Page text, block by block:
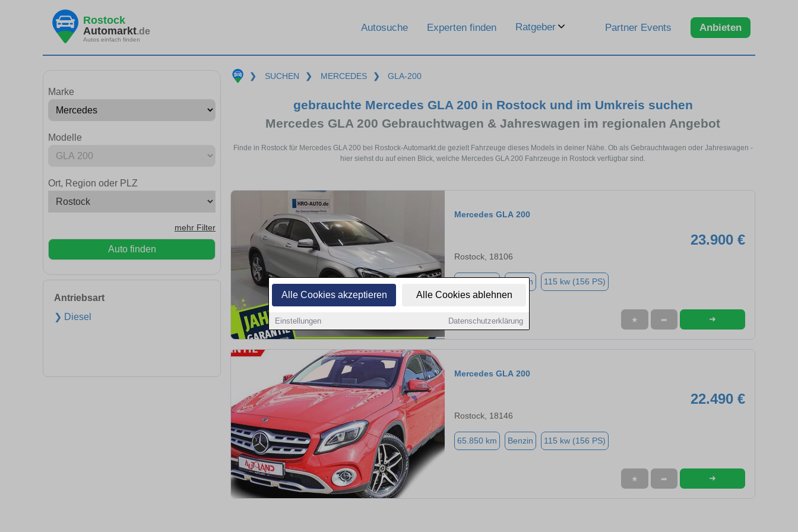
Alle Cookies akzeptieren Alle Cookies ablehnen
Einstellungen Datenschutzerklärung
Rostock
Automarkt.de
Autos einfach finden
Autosuche Experten finden Ratgeber Partner Events Anbieten
Marke
Modelle
Ort, Region oder PLZ
mehr Filter
Auto finden
Antriebsart
❯ Diesel
❯ SUCHEN ❯ MERCEDES ❯ GLA-200
gebrauchte Mercedes GLA 200 in Rostock und im Umkreis suchen
Mercedes GLA 200 Gebrauchtwagen & Jahreswagen im regionalen Angebot
Finde in Rostock für Mercedes GLA 200 bei Rostock-Automarkt.de gezielt Fahrzeuge dieses Models in deiner Nähe. Ob als Gebrauchtwagen oder Jahreswagen -
hier siehst du auf einen Blick, welche Mercedes GLA 200 Fahrzeuge in Rostock verfügbar sind.
Mercedes GLA 200
23.900 €
Rostock, 18106
Benzin 115 kw (156 PS)
★ ➦ ➜
Mercedes GLA 200
22.490 €
Rostock, 18146
65.850 km Benzin 115 kw (156 PS)
★ ➦ ➜